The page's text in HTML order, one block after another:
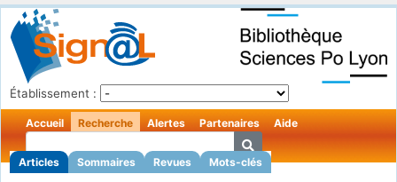
Établissement :
Accueil Recherche
Articles Sommaires Revues Mots-clés
Alertes Partenaires Aide